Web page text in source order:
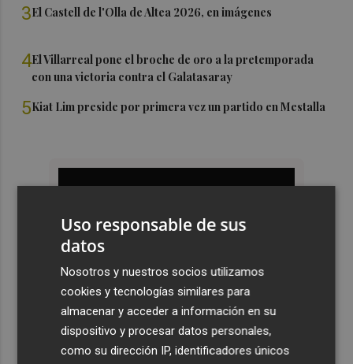
3El Castell de l'Olla de Altea 2026, en imágenes
4El Villarreal pone el broche de oro a la pretemporada
con una victoria contra el Galatasaray
5Kiat Lim preside por primera vez un partido en Mestalla
Uso responsable de sus
datos
Nosotros y nuestros socios utilizamos
cookies y tecnologías similares para
almacenar y acceder a información en su
dispositivo y procesar datos personales,
como su dirección IP, identificadores únicos